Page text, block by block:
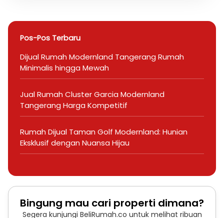
Pos-Pos Terbaru
Dijual Rumah Modernland Tangerang Rumah
Minimalis hingga Mewah
Jual Rumah Cluster Garcia Modernland
Tangerang Harga Kompetitif
Rumah Dijual Taman Golf Modernland: Hunian
Eksklusif dengan Nuansa Hijau
Bingung mau cari properti dimana?
Segera kunjungi BeliRumah.co untuk melihat ribuan